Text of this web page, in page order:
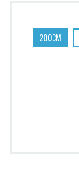
200CM